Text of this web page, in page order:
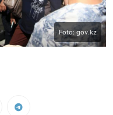
Foto: gov.kz